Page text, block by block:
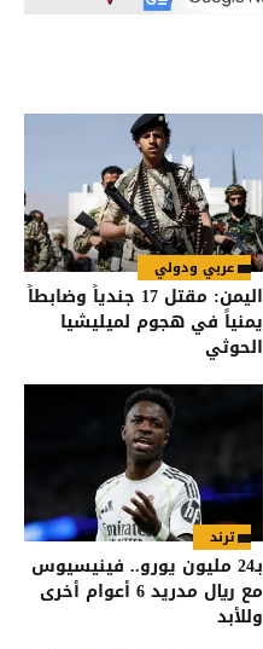
عربي ودولي
اليمن: مقتل 17 جندياً وضابطاً
يمنياً في هجوم لميليشيا
الحوثي
ترند
بـ24 مليون يورو.. فينيسيوس
مع ريال مدريد 6 أعوام أخرى
وللأبد